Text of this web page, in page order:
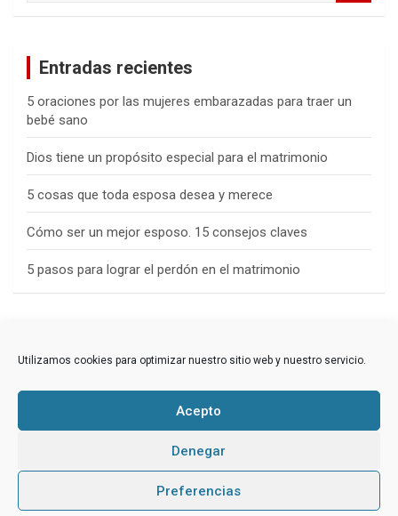
Utilizamos cookies para optimizar nuestro sitio web y nuestro servicio.
Acepto
Denegar
Preferencias
Entradas recientes
5 oraciones por las mujeres embarazadas para traer un
bebé sano
Dios tiene un propósito especial para el matrimonio
5 cosas que toda esposa desea y merece
Cómo ser un mejor esposo. 15 consejos claves
5 pasos para lograr el perdón en el matrimonio
Variedades Andrea